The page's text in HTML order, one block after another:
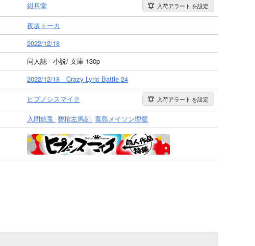
紺兵堂 入荷アラート を設定
夜坂トーカ
2022/12/18
同人誌 - 小説/ 文庫 130p
2022/12/18 Crazy Lyric Battle 24
ヒプノシスマイク 入荷アラート を設定
入間銃兎 碧棺左馬刻 毒島メイソン理鶯